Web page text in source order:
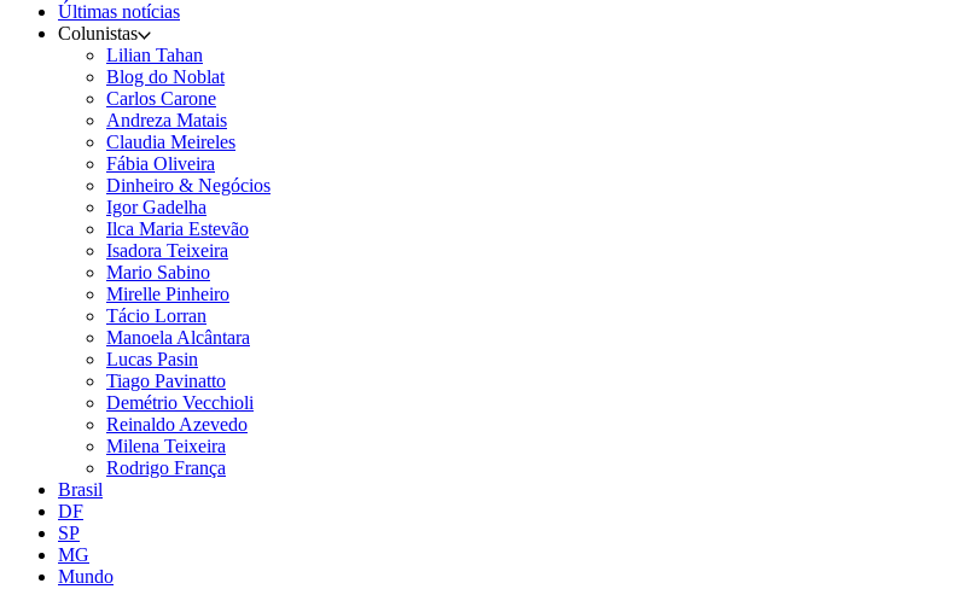
Últimas notícias
Colunistas
Lilian Tahan
Blog do Noblat
Carlos Carone
Andreza Matais
Claudia Meireles
Fábia Oliveira
Dinheiro & Negócios
Igor Gadelha
Ilca Maria Estevão
Isadora Teixeira
Mario Sabino
Mirelle Pinheiro
Tácio Lorran
Manoela Alcântara
Lucas Pasin
Tiago Pavinatto
Demétrio Vecchioli
Reinaldo Azevedo
Milena Teixeira
Rodrigo França
Brasil
DF
SP
MG
Mundo